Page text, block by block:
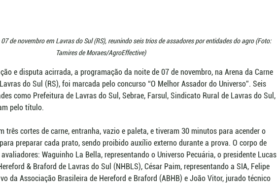
de novembro em Lavras do Sul (RS), reunindo seis trios de assadores por entidades do agro (Foto:
Tamires de Moraes/AgroEffective)
e disputa acirrada, a programação da noite de 07 de novembro, na Arena da Carne
do Sul (RS), foi marcada pelo concurso “O Melhor Assador do Universo”. Seis
como Prefeitura de Lavras do Sul, Sebrae, Farsul, Sindicato Rural de Lavras do Sul,
pelo título.
três cortes de carne, entranha, vazio e paleta, e tiveram 30 minutos para acender o
preparar cada prato, sendo proibido auxílio externo durante a prova. O corpo de
Waguinho La Bella, representando o Universo Pecuária, o presidente Lucas
& Braford de Lavras do Sul (NHBLS), César Paim, representando a SIA, Felipe
da Associação Brasileira de Hereford e Braford (ABHB) e João Vitor, jurado técnico